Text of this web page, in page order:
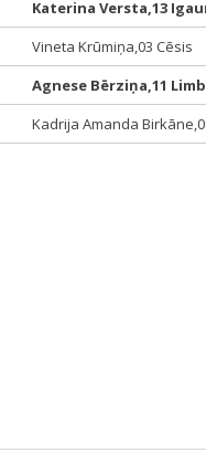
Katerina Versta,13
Vineta Krūmiņa,03 Cēsis
Agnese Bērziņa,11
Kadrija Amanda